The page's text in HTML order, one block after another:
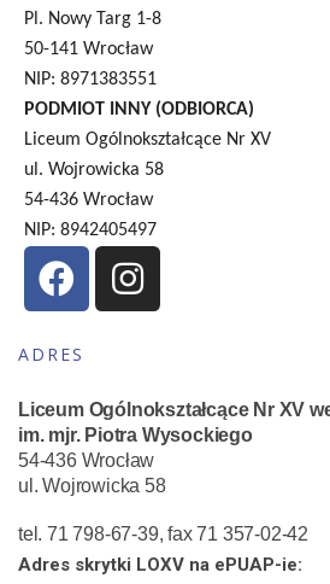
Pl. Nowy Targ 1-8
50-141 Wrocław
NIP: 8971383551
PODMIOT INNY (ODBIORCA)
Liceum Ogólnokształcące Nr XV
ul. Wojrowicka 58
54-436 Wrocław
NIP: 8942405497
ADRES
Liceum Ogólnokształcące Nr XV
im. mjr. Piotra Wysockiego
54-436 Wrocław
ul. Wojrowicka 58
tel. 71 798-67-39, fax 71 357-02-42
Adres skrytki LOXV na ePUAP-ie: